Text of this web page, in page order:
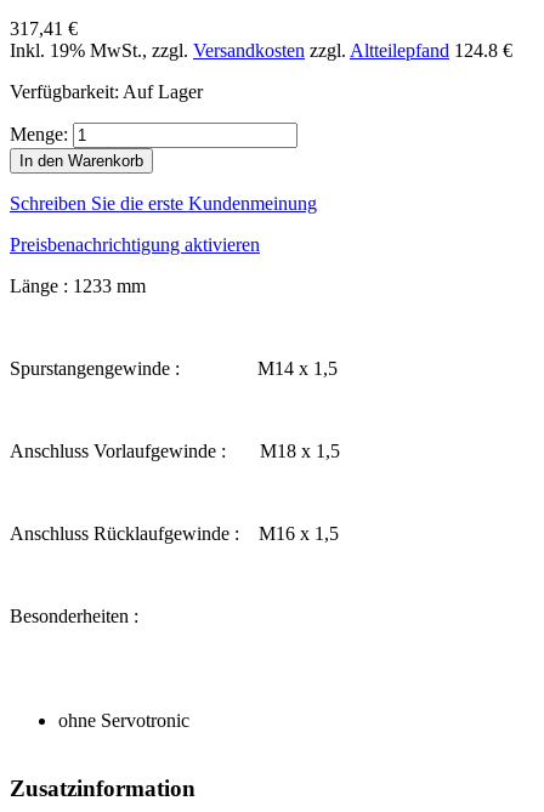
317,41 €
Inkl. 19% MwSt., zzgl. Versandkosten zzgl. Altteilepfand 124.8 €
Verfügbarkeit: Auf Lager
Menge:
In den Warenkorb
Schreiben Sie die erste Kundenmeinung
Preisbenachrichtigung aktivieren
Länge : 1233 mm
Spurstangengewinde : M14 x 1,5
Anschluss Vorlaufgewinde : M18 x 1,5
Anschluss Rücklaufgewinde : M16 x 1,5
Besonderheiten :
ohne Servotronic
Zusatzinformation